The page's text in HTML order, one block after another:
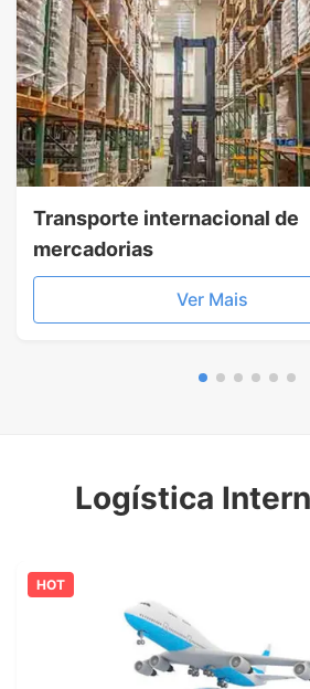
Transporte internacional de
mercadorias
Ver Mais
Logística
HOT